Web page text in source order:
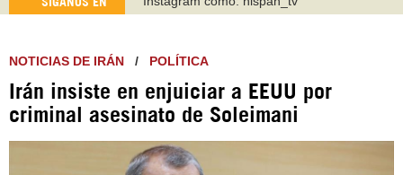
https://www.facebook.com/Nexolatino.Canal
http://twitter.com/nexo_latino
https://t.me/hispantvcanal
https://urmedium.com/c/hispantv
WhatsApp y Viber: +98 921 79 29 404
NOTICIAS DE IRÁN / POLÍTICA
Irán insiste en enjuiciar a EEUU por
criminal asesinato de Soleimani